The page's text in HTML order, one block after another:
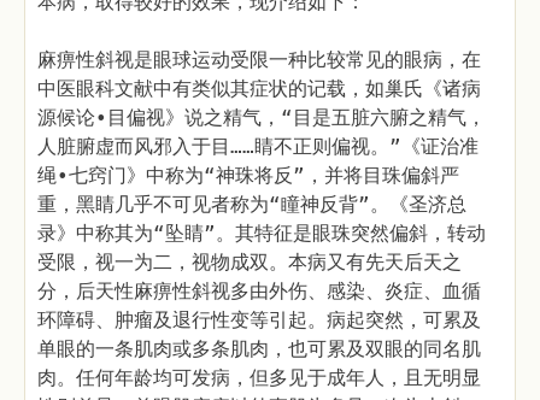
麻痹性斜视是眼球运动受限一种比较常见的眼病，在
中医眼科文献中有类似其症状的记载，如巢氏《诸病
源候论•目偏视》说之精气，“目是五脏六腑之精气，
人脏腑虚而风邪入于目……睛不正则偏视。”《证治准
绳•七窍门》中称为“神珠将反”，并将目珠偏斜严
重，黑睛几乎不可见者称为“瞳神反背”。《圣济总
录》中称其为“坠睛”。其特征是眼珠突然偏斜，转动
受限，视一为二，视物成双。本病又有先天后天之
分，后天性麻痹性斜视多由外伤、感染、炎症、血循
环障碍、肿瘤及退行性变等引起。病起突然，可累及
单眼的一条肌肉或多条肌肉，也可累及双眼的同名肌
肉。任何年龄均可发病，但多见于成年人，且无明显